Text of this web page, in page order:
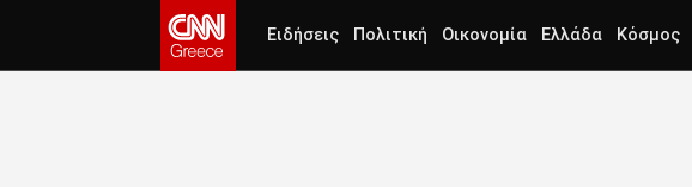
Ειδήσεις Πολιτική Οικονομία Ελλάδα Κόσμος